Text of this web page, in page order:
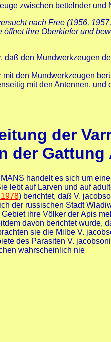
zwischen bettelnder
nach Free (1956,
öffnet ihre Oberkiefer und
daß den Mundwerkzeugen
mit den Mundwerkzeugen
mit den Antennen, und
der
der Gattung
handelt es sich um
lebt auf Larven und auf
) berichtet, daß V.
der russischen Stadt
ihre Völker der Apis
davon berichtet wurde,
sie die Milbe V.
des Parasiten V.
wahrscheinlich nie